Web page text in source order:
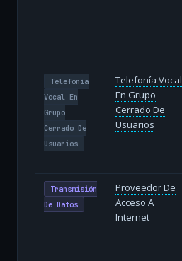
Telefonía
Vocal En
Grupo
Cerrado De
Usuarios
Telefonía Vocal
En Grupo
Cerrado De
Usuarios
Transmisión
De Datos
Proveedor De
Acceso A
Internet